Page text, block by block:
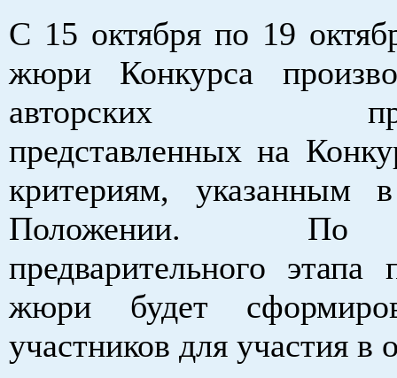
С 15 октября по 19
жюри Конкурса
авторских
представленных на
критериям, указанным
Положении. По
предварительного
жюри будет
участников для участия в